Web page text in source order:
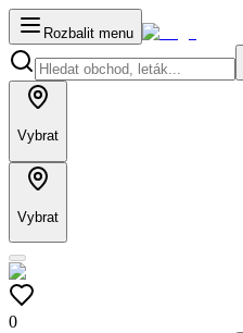
Rozbalit menu
Vybrat
Vybrat
0